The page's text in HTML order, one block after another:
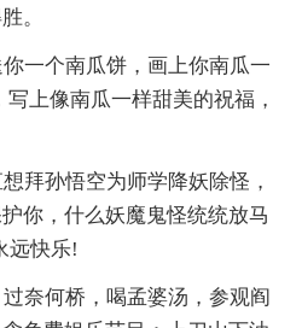
。
一个南瓜饼，画上你南瓜一
上像南瓜一样甜美的祝福，
拜孙悟空为师学降妖除怪，
你，什么妖魔鬼怪统统放马
远快乐!
奈何桥，喝孟婆汤，参观阎